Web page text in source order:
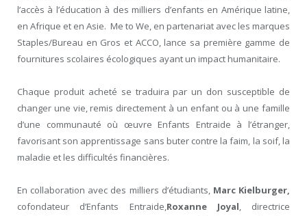
l’accès à l’éducation à des milliers d’enfants en Amérique latine,
en Afrique et en Asie. Me to We, en partenariat avec les marques
Staples/Bureau en Gros et ACCO, lance sa première gamme de
fournitures scolaires écologiques ayant un impact humanitaire.
Chaque produit acheté se traduira par un don susceptible de
changer une vie, remis directement à un enfant ou à une famille
d’une communauté où œuvre Enfants Entraide à l’étranger,
favorisant son apprentissage sans buter contre la faim, la soif, la
maladie et les difficultés financières.
En collaboration avec des milliers d’étudiants, Marc Kielburger,
cofondateur d’Enfants Entraide,Roxanne Joyal, directrice